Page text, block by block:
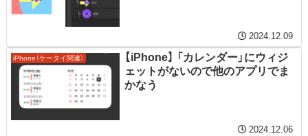
2024.12.09
iPhone（ケータイ関連）
【iPhone】 「カレンダー」にウィジ
ェットがないので他のアプリでま
かなう
2024.12.06